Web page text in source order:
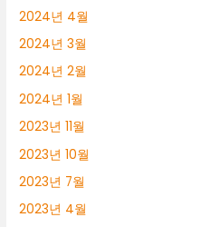
2024년 4월
2024년 3월
2024년 2월
2024년 1월
2023년 11월
2023년 10월
2023년 7월
2023년 4월